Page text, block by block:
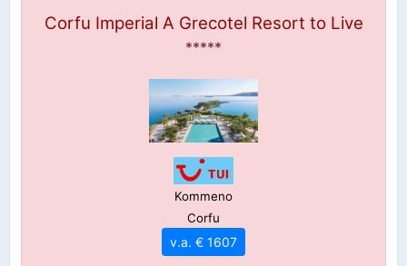
Corfu Imperial A Grecotel Resort to Live
*****
Kommeno
Corfu
v.a. € 1607